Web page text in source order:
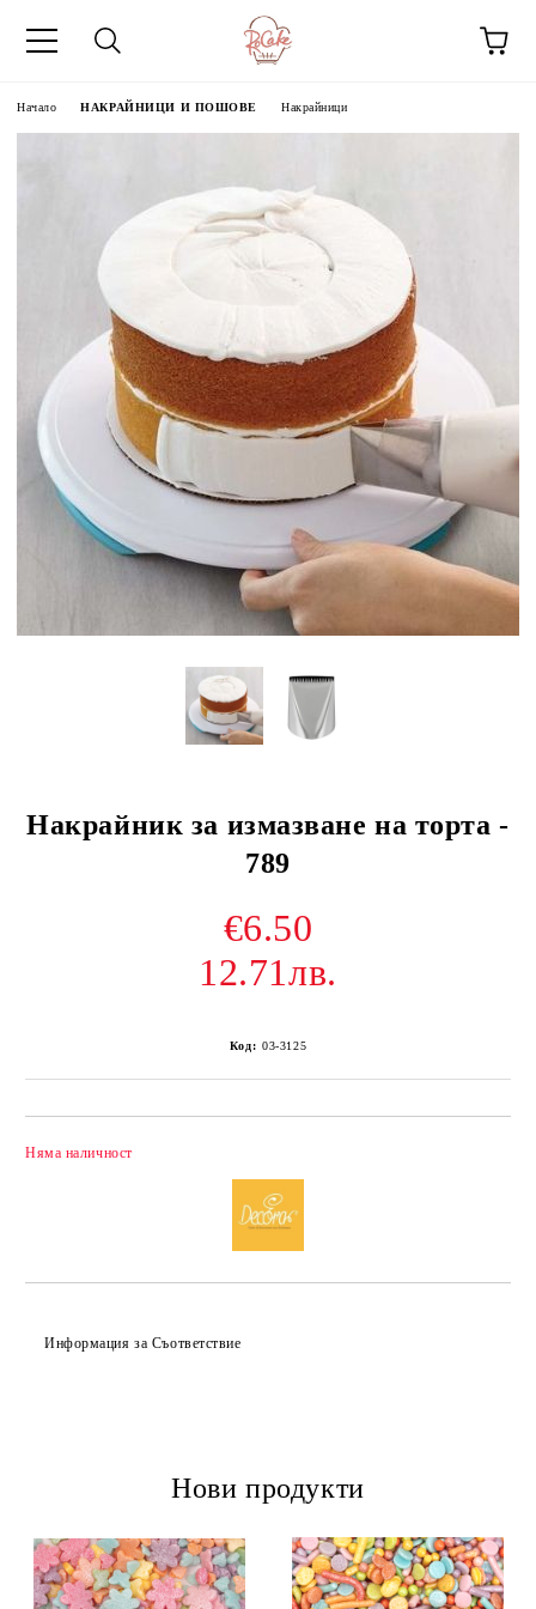
Начало НАКРАЙНИЦИ И ПОШОВЕ Накрайници
Накрайник за измазване на торта -
789
€6.50
12.71лв.
Код: 03-3125
Няма наличност
Информация за Съответствие
Нови продукти